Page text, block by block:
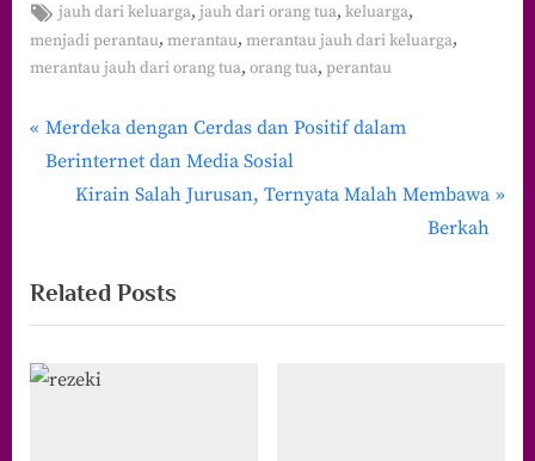
Tags:
jauh dari keluarga,jauh dari orang tua,keluarga,
menjadi perantau, merantau, merantau jauh dari keluarga,
merantau jauh dari orang tua, orang tua, perantau
Navigasi
pos
P
r
o
u
s
P
Merdeka dengan Cerdas dan Positif dalam
Berinternet dan Media Sosial
N
t
P
s
Kirain Salah Jurusan, Ternyata Malah Membawa
Berkah
Related Posts